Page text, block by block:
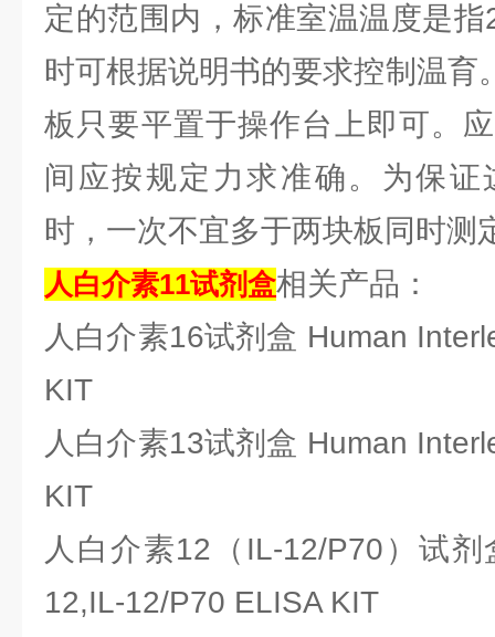
定的范围内，标准室温温度是
时可根据说明书的要求控制温育
板只要平置于操作台上即可。
间应按规定力求准确。为保
时，一次不宜多于两块板同时测
人白介素11试剂盒相关产品：
人白介素16试剂盒 Human
KIT
人白介素13试剂盒 Human
KIT
人白介素12（IL-12/P70）试
12,IL-12/P70 ELISA KIT